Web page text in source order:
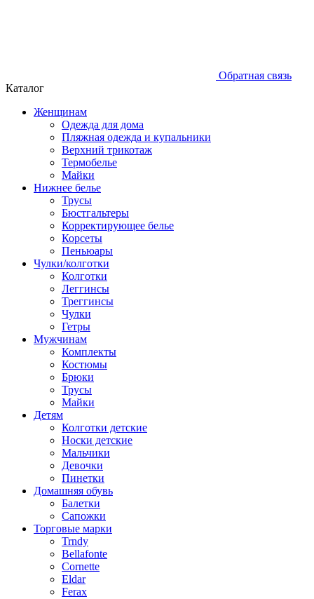
Обратная связь
Каталог
Женщинам
Одежда для дома
Пляжная одежда и купальники
Верхний трикотаж
Термобелье
Майки
Нижнее белье
Трусы
Бюстгальтеры
Корректирующее белье
Корсеты
Пеньюары
Чулки/колготки
Колготки
Леггинсы
Треггинсы
Чулки
Гетры
Мужчинам
Комплекты
Костюмы
Брюки
Трусы
Майки
Детям
Колготки детские
Носки детские
Мальчики
Девочки
Пинетки
Домашняя обувь
Балетки
Сапожки
Торговые марки
Trndy
Bellafonte
Cornette
Eldar
Ferax